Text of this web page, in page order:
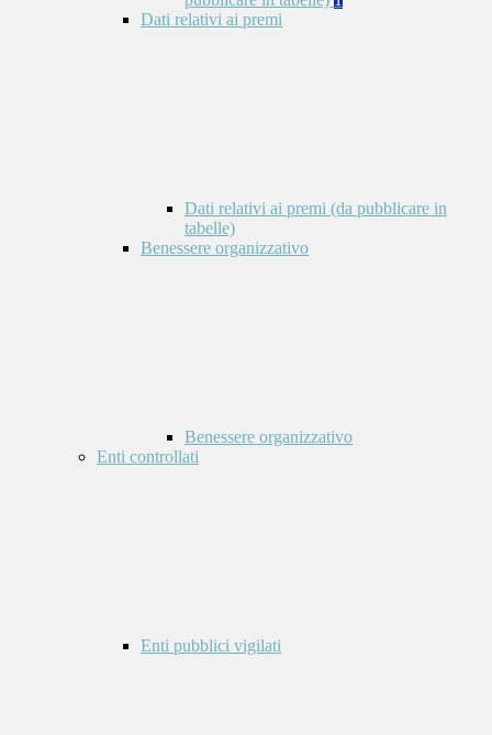
Dati relativi ai premi
Dati relativi ai premi (da pubblicare in
tabelle)
Benessere organizzativo
Benessere organizzativo
Enti controllati
Enti pubblici vigilati